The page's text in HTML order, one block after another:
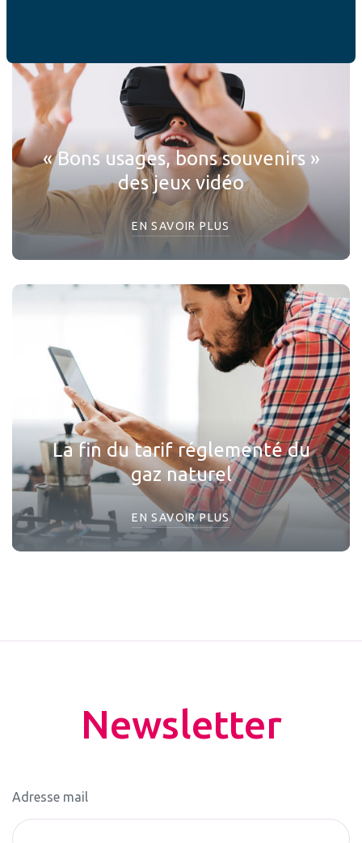
« Bons usages, bons souvenirs »
des jeux vidéo
EN SAVOIR PLUS
La fin du tarif réglementé du
gaz naturel
EN SAVOIR PLUS
Newsletter
Adresse mail